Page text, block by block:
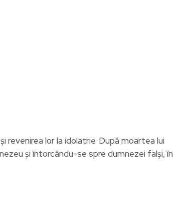
lor la idolatrie. După moartea lui
și întorcându-se spre dumnezei falși, în